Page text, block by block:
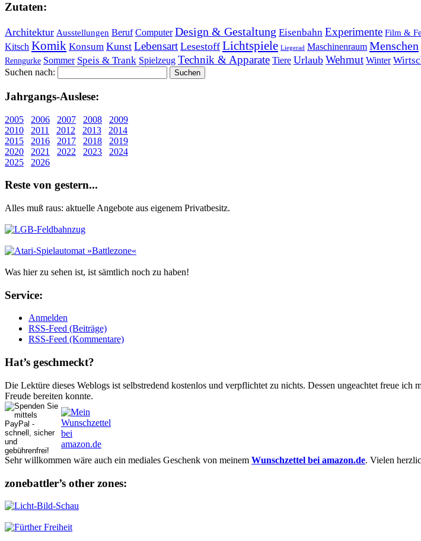
Zu­ta­ten:
Architektur Ausstellungen Beruf Computer Design & Gestaltung Eisenbahn Experimente Film &
Kitsch Komik Konsum Kunst Lebensart Lesestoff Lichtspiele Liegerad Maschinenraum Menschen
Renngurke Sommer Speis & Trank Spielzeug Technik & Apparate Tiere Urlaub Wehmut Winter
Suchen nach:
Jahr­gangs-Aus­le­se:
2005 2006 2007 2008
2009
2010
2011 2012 2013
2014
2015
2016 2017 2018
2019
2020
2021 2022 2023
2024
2025
2026
Re­ste von ge­stern...
Alles muß raus: aktuelle An­ge­bo­te aus eigenem Privatbesitz.
Was hier zu sehen ist, ist sämt­lich noch zu haben!
Ser­vice:
Anmelden
RSS-Feed (Beiträge)
RSS-Feed (Kommentare)
Hat’s ge­schmeckt?
Die Lektüre dieses Weblogs ist selbstredend kostenlos und ver­pflich­tet zu nichts. Dessen un­ge­achtet freue
Freude bereiten konnte.
Sehr willkommen wäre auch ein mediales Geschenk von meinem Wunschzettel bei amazon.de. Vielen
zonebattler’s other zo­nes: